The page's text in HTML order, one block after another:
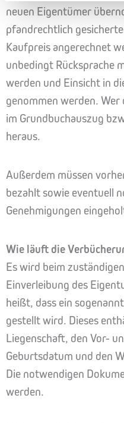
neuen Eigentümer
pfandrechtlich
Kaufpreis angerechnet
unbedingt Rücksprache
werden und Einsicht in
genommen werden. Wer
im Grundbuchauszug
heraus.
Außerdem müssen
bezahlt sowie eventuell
Genehmigungen
Wie läuft die
Es wird beim
Einverleibung des
heißt, dass ein
gestellt wird. Dieses
Liegenschaft, den Vor-
Geburtsdatum und den
Die notwendigen
werden.